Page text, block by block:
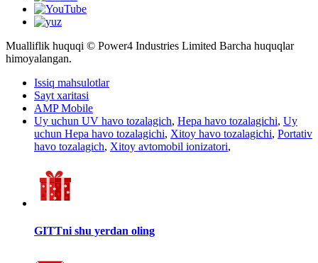
Mualliflik huquqi © Power4 Industries Limited Barcha huquqlar
himoyalangan.
Issiq mahsulotlar
Sayt xaritasi
AMP Mobile
Uy uchun UV havo tozalagich, Hepa havo tozalagichi, Uy
uchun Hepa havo tozalagichi, Xitoy havo tozalagichi, Portativ
havo tozalagich, Xitoy avtomobil ionizatori,
GITTni shu yerdan oling